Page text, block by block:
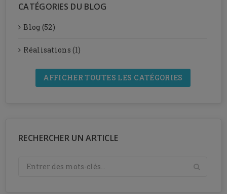
CATÉGORIES DU BLOG
Blog (52)
Réalisations (1)
AFFICHER TOUTES LES CATÉGORIES
RECHERCHER UN ARTICLE